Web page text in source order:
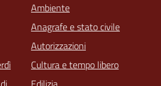
Ambiente
Anagrafe e stato civile
Autorizzazioni
Cultura e tempo libero